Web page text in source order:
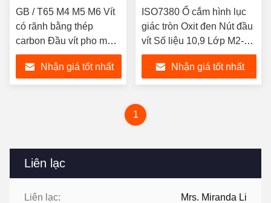
Liên lạc
Liên lạc: Mrs. Miranda Li
GB / T65 M4 M5 M6 Vít
có rãnh bằng thép
carbon Đầu vít pho mát
mạ kẽm nhúng nóng
Nhận giá tốt nhất
ISO7380 Ổ cắm hình lục
giác tròn Oxit đen Nút đầu
vít Số liệu 10,9 Lớp M2-
M16
Nhận giá tốt nhất
1